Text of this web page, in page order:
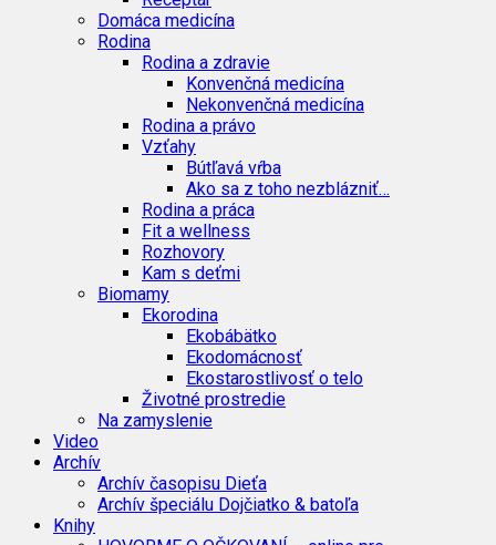
Domáca medicína
Rodina
Rodina a zdravie
Konvenčná medicína
Nekonvenčná medicína
Rodina a právo
Vzťahy
Bútľavá vŕba
Ako sa z toho nezblázniť…
Rodina a práca
Fit a wellness
Rozhovory
Kam s deťmi
Biomamy
Ekorodina
Ekobábätko
Ekodomácnosť
Ekostarostlivosť o telo
Životné prostredie
Na zamyslenie
Video
Archív
Archív časopisu Dieťa
Archív špeciálu Dojčiatko & batoľa
Knihy